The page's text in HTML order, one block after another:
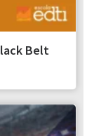
Belt